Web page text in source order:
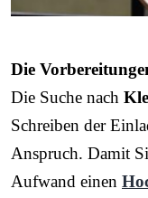
Die
Die Suche nach
Schreiben der
Anspruch. Damit
Aufwand einen